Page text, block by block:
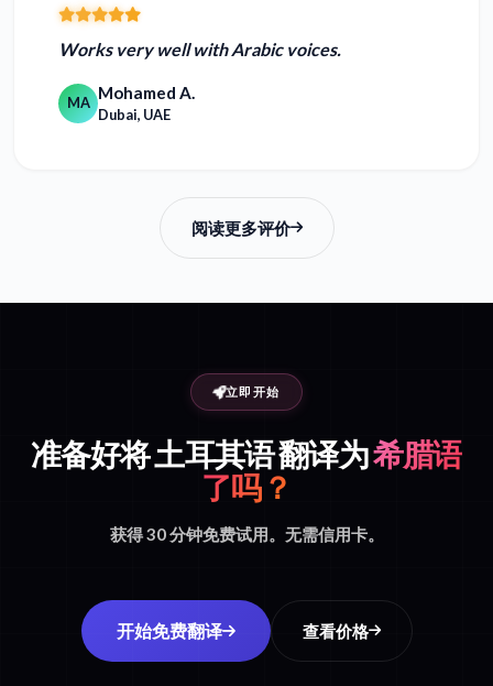
Works very well with Arabic voices.
MA Mohamed A.
Dubai, UAE
阅读更多评价
立即开始
准备好将 土耳其语 翻译为希腊语
了吗？
获得 30 分钟免费试用。无需信用卡。
开始免费翻译 查看价格